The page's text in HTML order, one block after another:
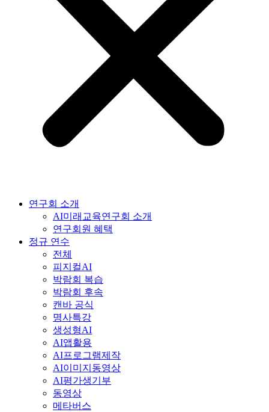
연구회 소개
AI미래교육연구회 소개
연구회원 혜택
정규 연수
전체
피지컬AI
박람회 복습
박람회 후속
캔바 공식
명사특강
생성형AI
AI앱활용
AI프로그램제작
AI이미지동영상
AI평가생기부
동영상
메타버스